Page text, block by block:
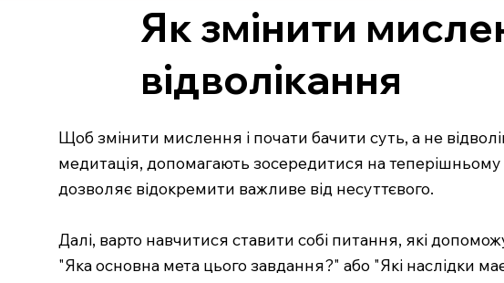
Як змінити
відволікання
Щоб змінити мислення і почати бачити суть, а не
медитація, допомагають зосередитися на теперішньому
дозволяє відокремити важливе від несуттєвого.
Далі, варто навчитися ставити собі питання, які
"Яка основна мета цього завдання?" або "Які наслідки